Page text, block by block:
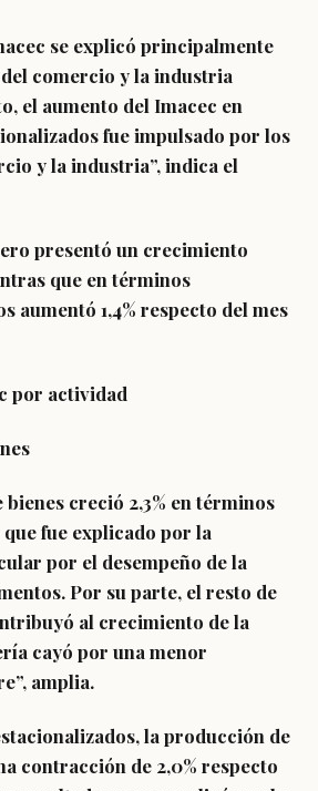
se explicó principalmente
comercio y la industria
el aumento del Imacec en
fue impulsado por los
y la industria”, indica el
presentó un crecimiento
que en términos
aumentó 1,4% respecto del mes
por actividad
creció 2,3% en términos
fue explicado por la
por el desempeño de la
Por su parte, el resto de
al crecimiento de la
cayó por una menor
amplia.
la producción de
contracción de 2,0% respecto